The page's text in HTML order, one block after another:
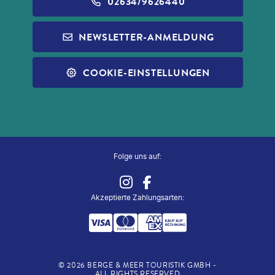
INFOS ZUR PAUSCHALREISE
REISECHECKLISTE
REISEFÜHRER
ALLE SERVICES
ZUG ZUM FLUG
ALDI MUSIC
ALDI NORD
NEWSLETTER-ANMELDUNG
COOKIE-EINSTELLUNGEN
Akzeptierte Zahlungsarten:
Folge uns auf:
©2026 BERGE & MEER TOURISTIK GMBH -